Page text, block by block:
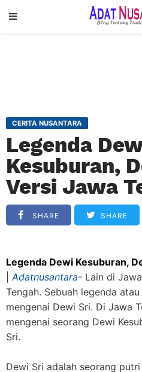
CERITA NUSANTARA
Legenda
Kesuburan,
Versi Jawa
SHARE SHARE
Legenda Dewi Kesuburan,
|Adatnusantara- Lain di
Tengah. Sebuah legenda
mengenai Dewi Sri. Di Jawa
mengenai seorang Dewi
Sri.
Dewi Sri adalah seorang